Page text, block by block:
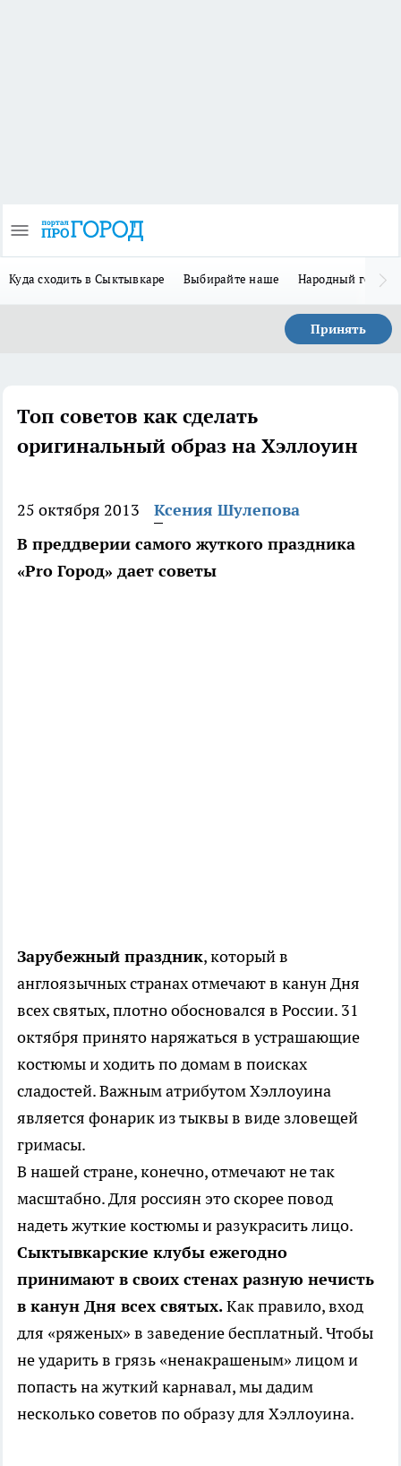
Куда сходить в Сыктывкаре Выбирайте наше Народный герой
Принять
Топ советов как сделать
оригинальный образ на Хэллоуин
25 октября 2013
Ксения Шулепова
В преддверии самого жуткого праздника
«Pro Город» дает советы
Зарубежный праздник, который в
англоязычных странах отмечают в канун Дня
всех святых, плотно обосновался в России. 31
октября принято наряжаться в устрашающие
костюмы и ходить по домам в поисках
сладостей. Важным атрибутом Хэллоуина
является фонарик из тыквы в виде зловещей
гримасы.
В нашей стране, конечно, отмечают не так
масштабно. Для россиян это скорее повод
надеть жуткие костюмы и разукрасить лицо.
Сыктывкарские клубы ежегодно
принимают в своих стенах разную нечисть
в канун Дня всех святых.Как правило, вход
для «ряженых» в заведение бесплатный. Чтобы
не ударить в грязь «ненакрашеным» лицом и
попасть на жуткий карнавал, мы дадим
несколько советов по образу для Хэллоуина.